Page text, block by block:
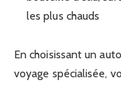
les plus chauds
En choisissant un
voyage spécialisée,